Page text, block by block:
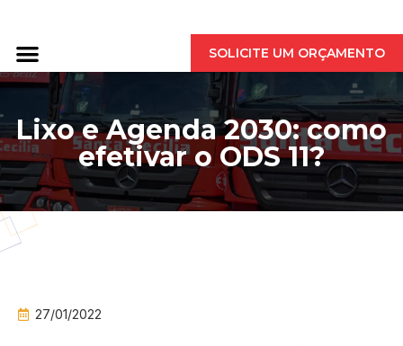
SOLICITE UM ORÇAMENTO
Lixo e Agenda 2030: como
efetivar o ODS 11?
27/01/2022